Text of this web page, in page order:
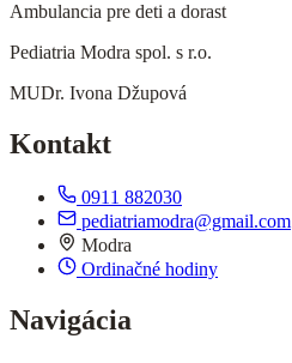
Ambulancia pre deti a dorast
Pediatria Modra spol. s r.o.
MUDr. Ivona Džupová
Kontakt
0911 882030
pediatriamodra@gmail.com
Modra
Ordinačné hodiny
Navigácia